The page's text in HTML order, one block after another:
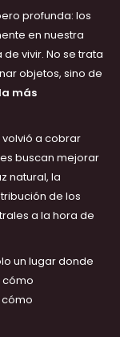
profunda: los
en nuestra
vivir. No se trata
objetos, sino de
más
volvió a cobrar
buscan mejorar
natural, la
de los
a la hora de
un lugar donde
cómo